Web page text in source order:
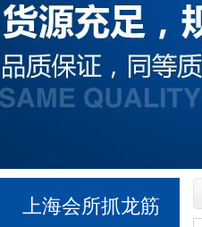
上海会所抓龙筋